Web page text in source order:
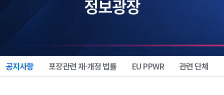
정보광장
공지사항 포장관련 재·개정 법률 EU PPWR 관련 단체